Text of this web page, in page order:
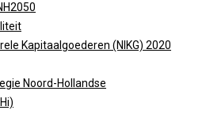
Kapitaalgoederen (NIKG) 2020
Noord-Hollandse